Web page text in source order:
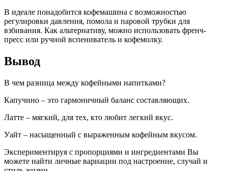
В идеале понадобится кофемашина с возможностью
регулировки давления, помола и паровой трубки для
взбивания. Как альтернативу, можно использовать френч-
пресс или ручной вспениватель и кофемолку.
Вывод
В чем разница между кофейными напитками?
Капучино – это гармоничный баланс составляющих.
Латте – мягкий, для тех, кто любит легкий вкус.
Уайт – насыщенный с выраженным кофейным вкусом.
Экспериментируя с пропорциями и ингредиентами Вы
можете найти личные вариации под настроение, случай и